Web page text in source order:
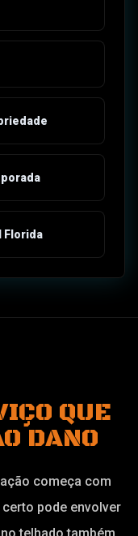
Florida
QUE
DANO
começa com
pode envolver